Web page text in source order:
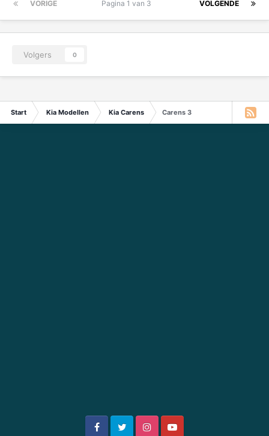
VORIGE VOLGENDE
Pagina 1 van 3
Volgers 0
Start Kia Modellen Kia Carens Carens 3